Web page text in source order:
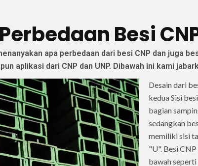
Perbedaan Besi
apa perbedaan dari besi CNP dan juga
aplikasi dari CNP dan UNP. Dibawah ini kami
Desain dari
kedua Sisi
bagian
sedangkan
memiliki sisi
"U". Besi
bawah